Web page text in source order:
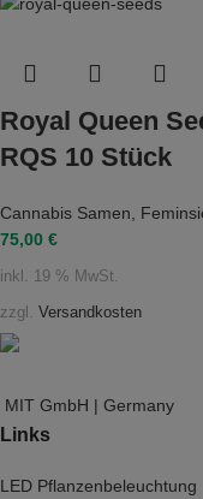
Royal Queen
RQS 10 Stück
Cannabis Samen
75,00 €
inkl. 19 % MwSt.
zzgl. Versandkosten
MIT GmbH | Germany
Links
LED Pflanzenbeleuchtung